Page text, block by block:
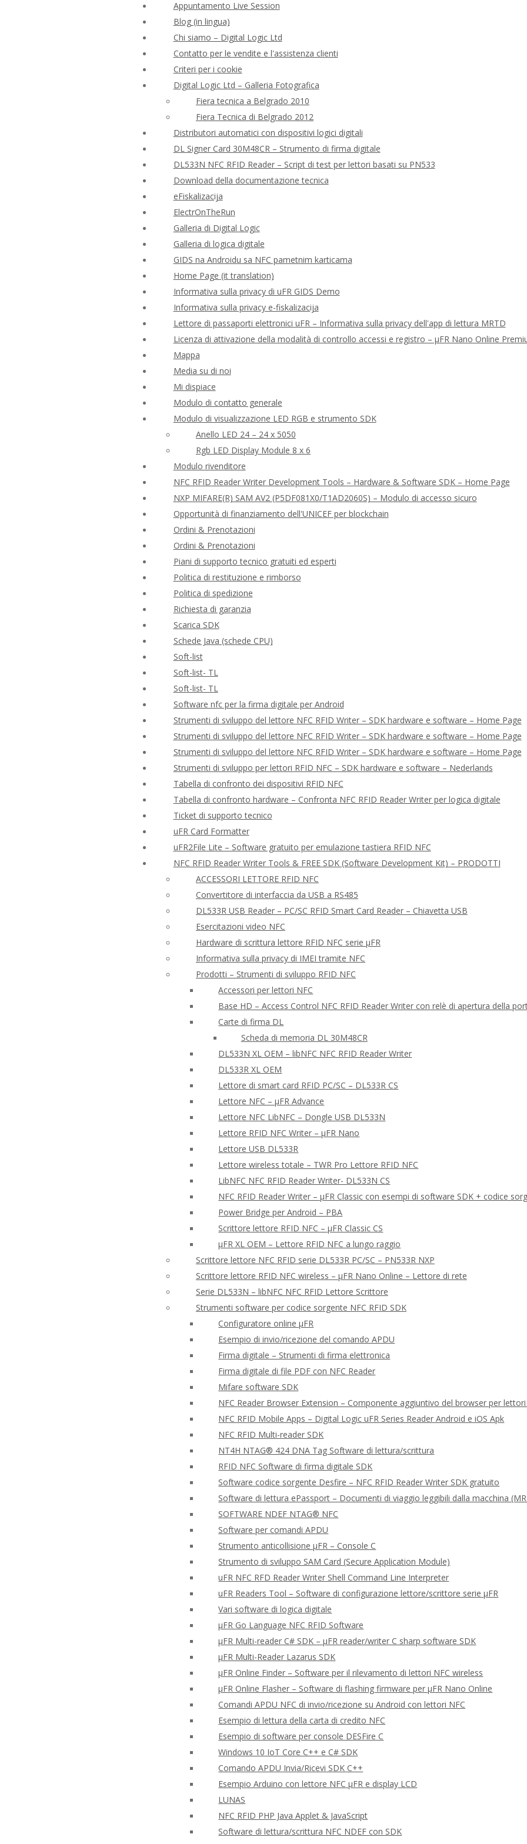
Appuntamento Live Session
Blog (in lingua)
Chi siamo – Digital Logic Ltd
Contatto per le vendite e l'assistenza clienti
Criteri per i cookie
Digital Logic Ltd – Galleria Fotografica
Fiera tecnica a Belgrado 2010
Fiera Tecnica di Belgrado 2012
Distributori automatici con dispositivi logici digitali
DL Signer Card 30M48CR – Strumento di firma digitale
DL533N NFC RFID Reader – Script di test per lettori basati su PN533
Download della documentazione tecnica
eFiskalizacija
ElectrOnTheRun
Galleria di Digital Logic
Galleria di logica digitale
GIDS na Androidu sa NFC pametnim karticama
Home Page (it translation)
Informativa sulla privacy di uFR GIDS Demo
Informativa sulla privacy e-fiskalizacija
Lettore di passaporti elettronici uFR – Informativa sulla privacy dell'app di lettura MRTD
Licenza di attivazione della modalità di controllo accessi e registro – μFR Nano Online
Mappa
Media su di noi
Mi dispiace
Modulo di contatto generale
Modulo di visualizzazione LED RGB e strumento SDK
Anello LED 24 – 24 x 5050
Rgb LED Display Module 8 x 6
Modulo rivenditore
NFC RFID Reader Writer Development Tools – Hardware & Software SDK – Home Page
NXP MIFARE(R) SAM AV2 (P5DF081X0/T1AD2060S) – Modulo di accesso sicuro
Opportunità di finanziamento dell'UNICEF per blockchain
Ordini & Prenotazioni
Ordini & Prenotazioni
Piani di supporto tecnico gratuiti ed esperti
Politica di restituzione e rimborso
Politica di spedizione
Richiesta di garanzia
Scarica SDK
Schede Java (schede CPU)
Soft-list
Soft-list- TL
Soft-list- TL
Software nfc per la firma digitale per Android
Strumenti di sviluppo del lettore NFC RFID Writer – SDK hardware e software – Home Page
Strumenti di sviluppo del lettore NFC RFID Writer – SDK hardware e software – Home Page
Strumenti di sviluppo del lettore NFC RFID Writer – SDK hardware e software – Home Page
Strumenti di sviluppo per lettori RFID NFC – SDK hardware e software – Nederlands
Tabella di confronto dei dispositivi RFID NFC
Tabella di confronto hardware – Confronta NFC RFID Reader Writer per logica digitale
Ticket di supporto tecnico
uFR Card Formatter
uFR2File Lite – Software gratuito per emulazione tastiera RFID NFC
NFC RFID Reader Writer Tools & FREE SDK (Software Development Kit) – PRODOTTI
ACCESSORI LETTORE RFID NFC
Convertitore di interfaccia da USB a RS485
DL533R USB Reader – PC/SC RFID Smart Card Reader – Chiavetta USB
Esercitazioni video NFC
Hardware di scrittura lettore RFID NFC serie μFR
Informativa sulla privacy di IMEI tramite NFC
Prodotti – Strumenti di sviluppo RFID NFC
Accessori per lettori NFC
Base HD – Access Control NFC RFID Reader Writer con relè di apertura della
Carte di firma DL
Scheda di memoria DL 30M48CR
DL533N XL OEM – libNFC NFC RFID Reader Writer
DL533R XL OEM
Lettore di smart card RFID PC/SC – DL533R CS
Lettore NFC – μFR Advance
Lettore NFC LibNFC – Dongle USB DL533N
Lettore RFID NFC Writer – μFR Nano
Lettore USB DL533R
Lettore wireless totale – TWR Pro Lettore RFID NFC
LibNFC NFC RFID Reader Writer- DL533N CS
NFC RFID Reader Writer – μFR Classic con esempi di software SDK + codice
Power Bridge per Android – PBA
Scrittore lettore RFID NFC – μFR Classic CS
μFR XL OEM – Lettore RFID NFC a lungo raggio
Scrittore lettore NFC RFID serie DL533R PC/SC – PN533R NXP
Scrittore lettore RFID NFC wireless – μFR Nano Online – Lettore di rete
Serie DL533N – libNFC NFC RFID Lettore Scrittore
Strumenti software per codice sorgente NFC RFID SDK
Configuratore online μFR
Esempio di invio/ricezione del comando APDU
Firma digitale – Strumenti di firma elettronica
Firma digitale di file PDF con NFC Reader
Mifare software SDK
NFC Reader Browser Extension – Componente aggiuntivo del browser per lettori
NFC RFID Mobile Apps – Digital Logic uFR Series Reader Android e iOS Apk
NFC RFID Multi-reader SDK
NT4H NTAG® 424 DNA Tag Software di lettura/scrittura
RFID NFC Software di firma digitale SDK
Software codice sorgente Desfire – NFC RFID Reader Writer SDK gratuito
Software di lettura ePassport – Documenti di viaggio leggibili dalla macchina
SOFTWARE NDEF NTAG® NFC
Software per comandi APDU
Strumento anticollisione μFR – Console C
Strumento di sviluppo SAM Card (Secure Application Module)
uFR NFC RFD Reader Writer Shell Command Line Interpreter
uFR Readers Tool – Software di configurazione lettore/scrittore serie μFR
Vari software di logica digitale
μFR Go Language NFC RFID Software
μFR Multi-reader C# SDK – μFR reader/writer C sharp software SDK
μFR Multi-Reader Lazarus SDK
μFR Online Finder – Software per il rilevamento di lettori NFC wireless
μFR Online Flasher – Software di flashing firmware per μFR Nano Online
Comandi APDU NFC di invio/ricezione su Android con lettori NFC
Esempio di lettura della carta di credito NFC
Esempio di software per console DESFire C
Windows 10 IoT Core C++ e C# SDK
Comando APDU Invia/Ricevi SDK C++
Esempio Arduino con lettore NFC μFR e display LCD
LUNAS
NFC RFID PHP Java Applet & JavaScript
Software di lettura/scrittura NFC NDEF con SDK